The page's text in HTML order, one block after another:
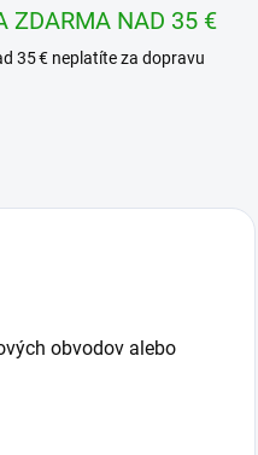
ZDARMA NAD 35 €
35 € neplatíte za dopravu
obvodov alebo